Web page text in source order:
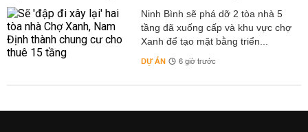
Ninh Bình sẽ phá dỡ 2 tòa nhà 5
tầng đã xuống cấp và khu vực chợ
Xanh để tạo mặt bằng triển...
DỰ ÁN 6 giờ trước